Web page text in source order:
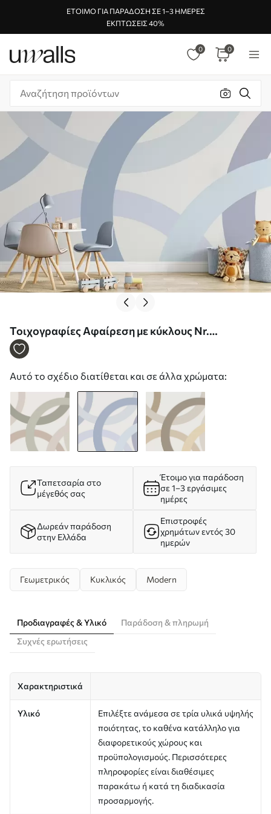
ΈΤΟΙΜΟ ΓΙΑ ΠΑΡΆΔΟΣΗ ΣΕ 1–3 ΗΜΈΡΕΣ
ΕΚΠΤΏΣΕΙΣ 40%
0 0
Τοιχογραφίες Αφαίρεση με κύκλους Nr.
w05709v1
Αυτό το σχέδιο διατίθεται και σε άλλα χρώματα:
Ταπετσαρία στο
μέγεθός σας
Έτοιμο για παράδοση
σε 1–3 εργάσιμες
ημέρες
Δωρεάν παράδοση
στην Ελλάδα
Επιστροφές
χρημάτων εντός 30
ημερών
Γεωμετρικός Κυκλικός Modern
Προδιαγραφές & Υλικό
Παράδοση & πληρωμή
Συχνές ερωτήσεις
Χαρακτηριστικά
Υλικό
Επιλέξτε ανάμεσα σε τρία υλικά υψηλής
ποιότητας, το καθένα κατάλληλο για
διαφορετικούς χώρους και
προϋπολογισμούς. Περισσότερες
πληροφορίες είναι διαθέσιμες
παρακάτω ή κατά τη διαδικασία
προσαρμογής.